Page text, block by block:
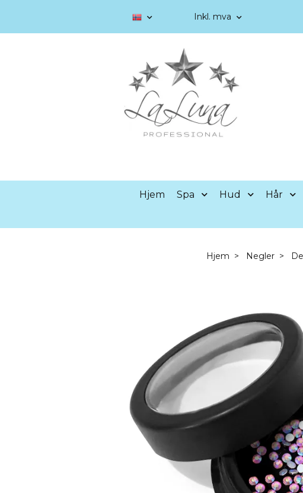
Inkl. mva
Hjem Spa Hud Hår
Hjem Negler